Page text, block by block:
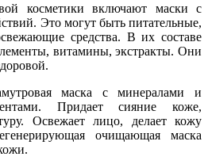
косметики включают маски с
Это могут быть питательные,
средства. В их составе
витамины, экстракты. Они
маска с минералами и
Придает сияние коже,
Освежает лицо, делает кожу
очищающая маска